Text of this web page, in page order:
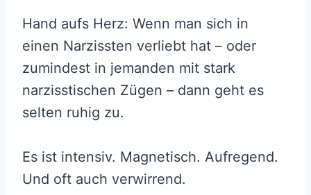
Hand aufs Herz: Wenn man sich in
einen Narzissten verliebt hat – oder
zumindest in jemanden mit stark
narzisstischen Zügen – dann geht es
selten ruhig zu.
Es ist intensiv. Magnetisch. Aufregend.
Und oft auch verwirrend.